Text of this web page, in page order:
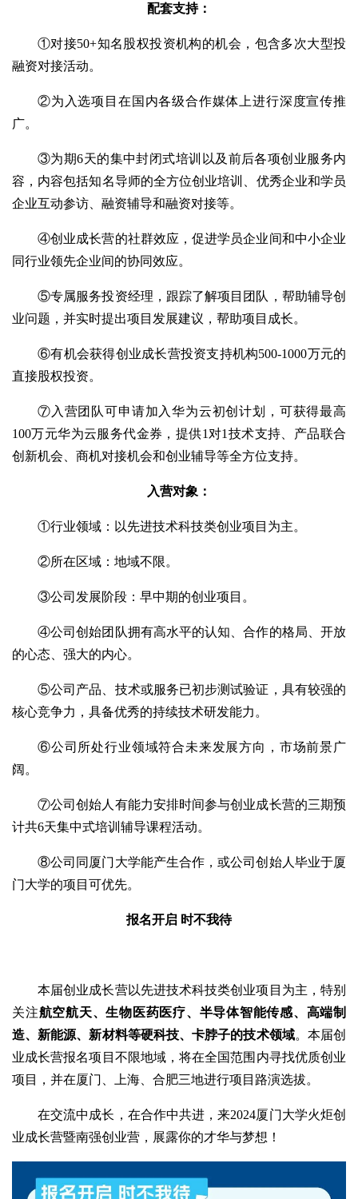
配套支持：
①对接50+知名股权投资机构的机会，包含多次大型投
融资对接活动。
②为入选项目在国内各级合作媒体上进行深度宣传推
广。
③为期6天的集中封闭式培训以及前后各项创业服务内
容，内容包括知名导师的全方位创业培训、优秀企业和学员
企业互动参访、融资辅导和融资对接等。
④创业成长营的社群效应，促进学员企业间和中小企业
同行业领先企业间的协同效应。
⑤专属服务投资经理，跟踪了解项目团队，帮助辅导创
业问题，并实时提出项目发展建议，帮助项目成长。
⑥有机会获得创业成长营投资支持机构500-1000万元的
直接股权投资。
⑦入营团队可申请加入华为云初创计划，可获得最高
100万元华为云服务代金券，提供1对1技术支持、产品联合
创新机会、商机对接机会和创业辅导等全方位支持。
入营对象：
①行业领域：以先进技术科技类创业项目为主。
②所在区域：地域不限。
③公司发展阶段：早中期的创业项目。
④公司创始团队拥有高水平的认知、合作的格局、开放
的心态、强大的内心。
⑤公司产品、技术或服务已初步测试验证，具有较强的
核心竞争力，具备优秀的持续技术研发能力。
⑥公司所处行业领域符合未来发展方向，市场前景广
阔。
⑦公司创始人有能力安排时间参与创业成长营的三期预
计共6天集中式培训辅导课程活动。
⑧公司同厦门大学能产生合作，或公司创始人毕业于厦
门大学的项目可优先。
报名开启 时不我待
本届创业成长营以先进技术科技类创业项目为主，特别
关注航空航天、生物医药医疗、半导体智能传感、高端制
造、新能源、新材料等硬科技、卡脖子的技术领域。本届创
业成长营报名项目不限地域，将在全国范围内寻找优质创业
项目，并在厦门、上海、合肥三地进行项目路演选拔。
在交流中成长，在合作中共进，来2024厦门大学火炬创
业成长营暨南强创业营，展露你的才华与梦想！